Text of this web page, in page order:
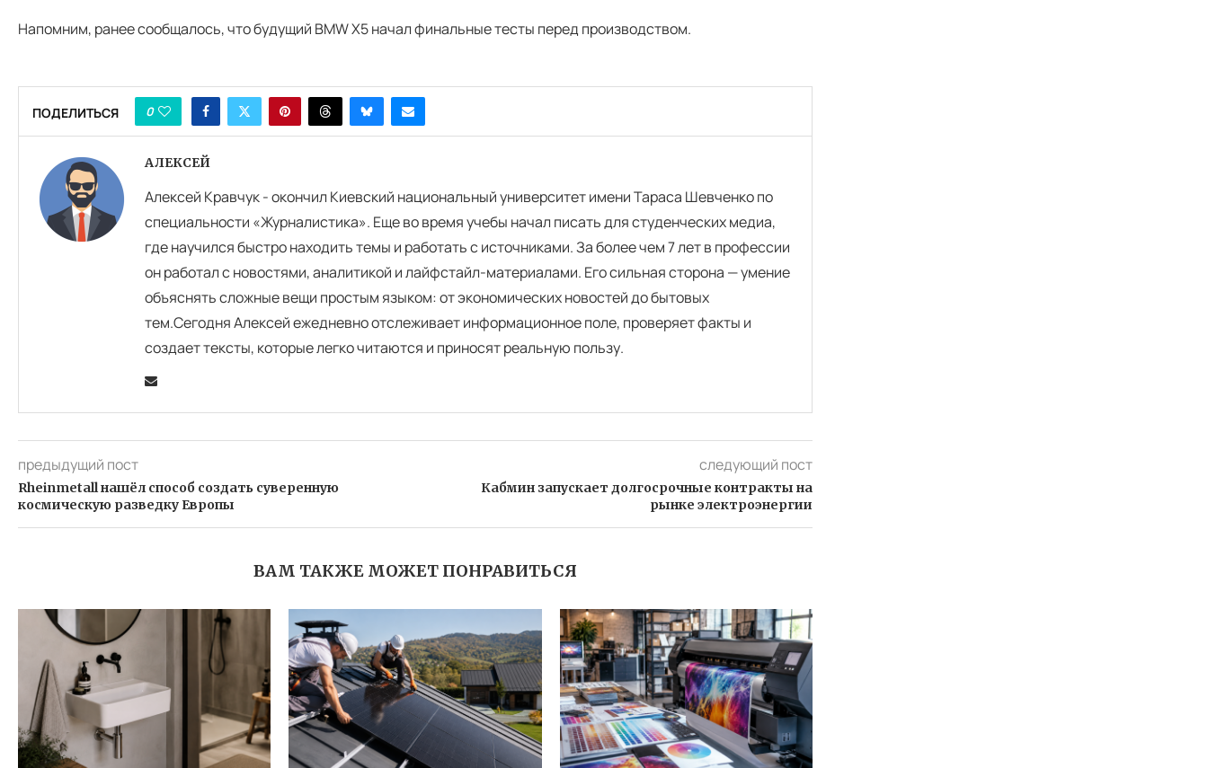
Напомним, ранее сообщалось, что будущий BMW X5 начал финальные тесты перед производством.
ПОДЕЛИТЬСЯ 0
АЛЕКСЕЙ
Алексей Кравчук - окончил Киевский национальный университет имени Тараса Шевченко по
специальности «Журналистика». Еще во время учебы начал писать для студенческих медиа,
где научился быстро находить темы и работать с источниками. За более чем 7 лет в профессии
он работал с новостями, аналитикой и лайфстайл-материалами. Его сильная сторона — умение
объяснять сложные вещи простым языком: от экономических новостей до бытовых
тем.Сегодня Алексей ежедневно отслеживает информационное поле, проверяет факты и
создает тексты, которые легко читаются и приносят реальную пользу.
предыдущий пост
Rheinmetall нашёл способ создать суверенную
космическую разведку Европы
следующий пост
Кабмин запускает долгосрочные контракты на
рынке электроэнергии
ВАМ ТАКЖЕ МОЖЕТ ПОНРАВИТЬСЯ